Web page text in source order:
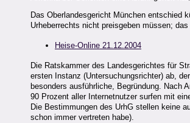
Das Oberlandesgericht München entschied
Urheberrechts nicht preisgeben müssen;
Heise-Online 21.12.2004
Die Ratskammer des Landesgerichtes für
ersten Instanz (Untersuchungsrichter) ab,
besonders ausführliche, Begründung. Nach
90 Prozent aller Internetnutzer surfen mit
Die Bestimmungen des UrhG stellen keine
schon immer vertreten habe).